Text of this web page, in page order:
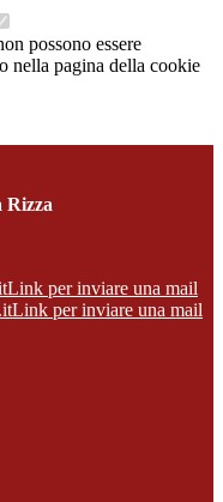
possono essere
nella pagina della cookie
Rizza
Link per inviare una mail
Link per inviare una mail